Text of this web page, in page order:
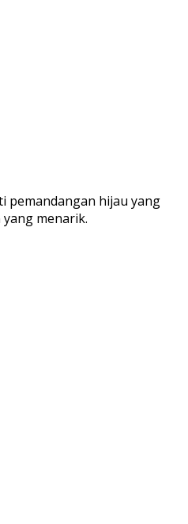
pemandangan hijau yang
menarik.